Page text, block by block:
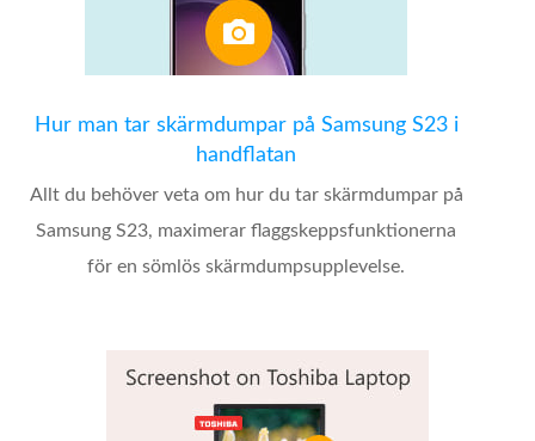
Hur man tar skärmdumpar på Samsung S23 i
handflatan
Allt du behöver veta om hur du tar skärmdumpar på
Samsung S23, maximerar flaggskeppsfunktionerna
för en sömlös skärmdumpsupplevelse.